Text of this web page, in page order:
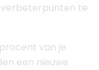
te
van je
een nieuwe